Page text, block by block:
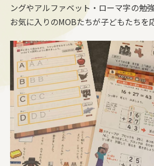
ングやアルファベット・ローマ字の勉
お気に入りのMOBたちが子どもたちを